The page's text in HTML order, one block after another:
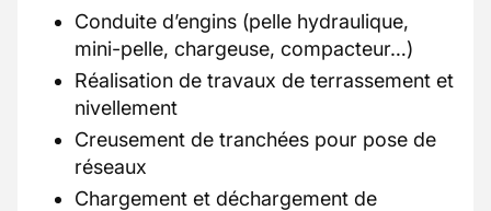
Conduite d’engins (pelle hydraulique,
mini-pelle, chargeuse, compacteur…)
Réalisation de travaux de terrassement et
nivellement
Creusement de tranchées pour pose de
réseaux
Chargement et déchargement de